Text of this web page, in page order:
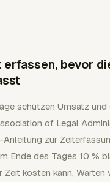
bevor
schützen Umsatz und
of Legal
zur
Ende des Tages 10 %
Zeit kosten kann, Warten